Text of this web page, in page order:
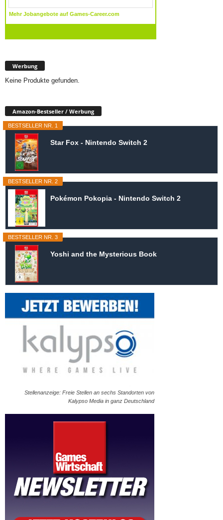
Werbung
Keine Produkte gefunden.
Amazon-Bestseller / Werbung
BESTSELLER NR. 1
Star Fox - Nintendo Switch 2
BESTSELLER NR. 2
Pokémon Pokopia - Nintendo Switch 2
BESTSELLER NR. 3
Yoshi and the Mysterious Book
Stellenanzeige: Freie Stellen an sechs Standorten von
Kalypso Media in ganz Deutschland